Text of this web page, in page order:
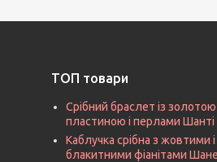
ТОП товари
Срібний браслет із золотою
пластиною і перлами Шанті
Каблучка срібна з жовтими і
блакитними фіанітами